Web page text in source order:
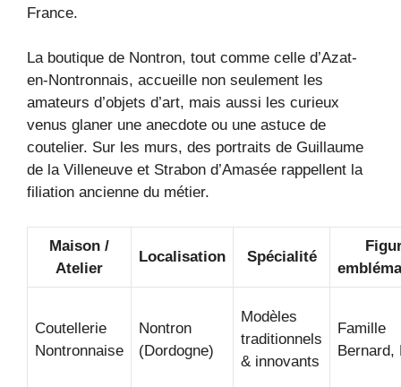
France.
La boutique de Nontron, tout comme celle d’Azat-
en-Nontronnais, accueille non seulement les
amateurs d’objets d’art, mais aussi les curieux
venus glaner une anecdote ou une astuce de
coutelier. Sur les murs, des portraits de Guillaume
de la Villeneuve et Strabon d’Amasée rappellent la
filiation ancienne du métier.
Maison /
Atelier
Localisation Spécialité
Coutellerie
Nontronnaise
Nontron
(Dordogne)
Modèles
traditionnels
& innovants
Famille
Bernard,